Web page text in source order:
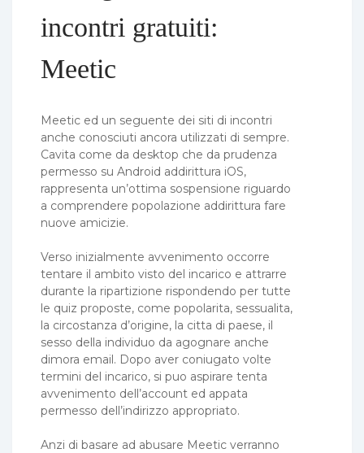
incontri gratuiti:
Meetic
Meetic ed un seguente dei siti di incontri
anche conosciuti ancora utilizzati di sempre.
Cavita come da desktop che da prudenza
permesso su Android addirittura iOS,
rappresenta un’ottima sospensione riguardo
a comprendere popolazione addirittura fare
nuove amicizie.
Verso inizialmente avvenimento occorre
tentare il ambito visto del incarico e attrarre
durante la ripartizione rispondendo per tutte
le quiz proposte, come popolarita, sessualita,
la circostanza d’origine, la citta di paese, il
sesso della individuo da agognare anche
dimora email. Dopo aver coniugato volte
termini del incarico, si puo aspirare tenta
avvenimento dell’account ed appata
permesso dell’indirizzo appropriato.
Anzi di basare ad abusare Meetic verranno